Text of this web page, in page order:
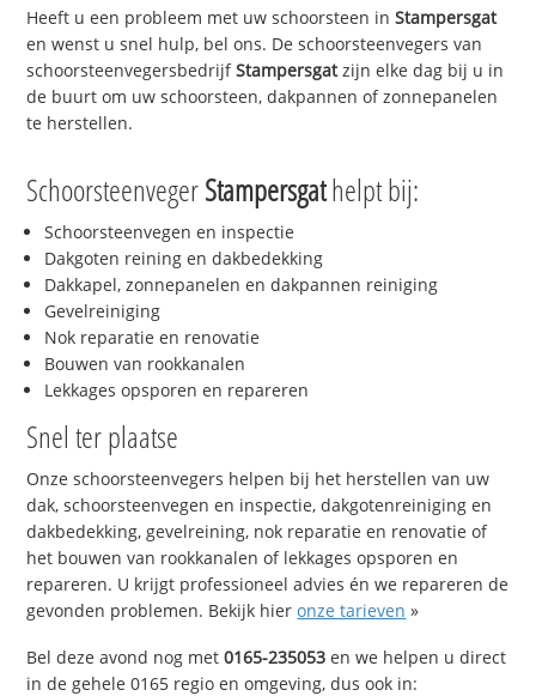
Heeft u een probleem met uw schoorsteen inStampersgat
en wenst u snel hulp, bel ons. De schoorsteenvegers van
schoorsteenvegersbedrijfStampersgatzijn elke dag bij u in
de buurt om uw schoorsteen, dakpannen of zonnepanelen
te herstellen.
SchoorsteenvegerStampersgathelpt bij:
Schoorsteenvegen en inspectie
Dakgoten reining en dakbedekking
Dakkapel, zonnepanelen en dakpannen reiniging
Gevelreiniging
Nok reparatie en renovatie
Bouwen van rookkanalen
Lekkages opsporen en repareren
Snel ter plaatse
Onze schoorsteenvegers helpen bij het herstellen van uw
dak, schoorsteenvegen en inspectie, dakgotenreiniging en
dakbedekking, gevelreining, nok reparatie en renovatie of
het bouwen van rookkanalen of lekkages opsporen en
repareren. U krijgt professioneel advies én we repareren de
gevonden problemen. Bekijk hieronze tarieven »
Bel deze avond nog met0165-235053 en we helpen u direct
in de gehele 0165 regio en omgeving, dus ook in: